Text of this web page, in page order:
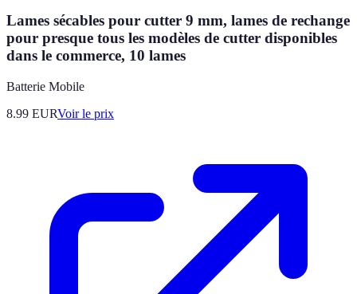
Lames sécables pour cutter 9 mm, lames de rechange
pour presque tous les modèles de cutter disponibles
dans le commerce, 10 lames
Batterie Mobile
8.99 EURVoir le prix